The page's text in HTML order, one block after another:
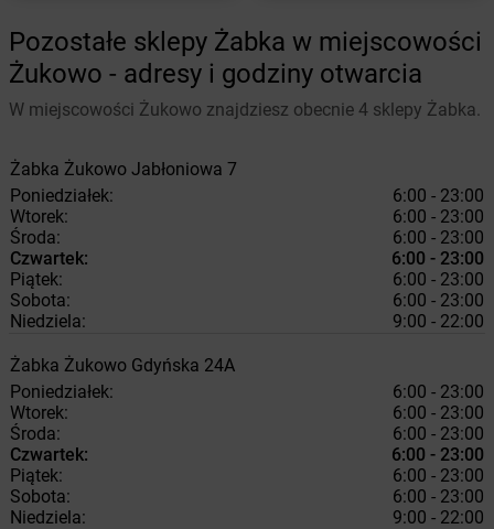
Pozostałe sklepy Żabka w miejscowości
Żukowo - adresy i godziny otwarcia
W miejscowości Żukowo znajdziesz obecnie 4 sklepy Żabka.
Żabka Żukowo Jabłoniowa 7
Poniedziałek:
6:00 - 23:00
Wtorek:
6:00 - 23:00
Środa:
6:00 - 23:00
Czwartek:
6:00 - 23:00
Piątek:
6:00 - 23:00
Sobota:
6:00 - 23:00
Niedziela:
9:00 - 22:00
Żabka Żukowo Gdyńska 24A
Poniedziałek:
6:00 - 23:00
Wtorek:
6:00 - 23:00
Środa:
6:00 - 23:00
Czwartek:
6:00 - 23:00
Piątek:
6:00 - 23:00
Sobota:
6:00 - 23:00
Niedziela:
9:00 - 22:00